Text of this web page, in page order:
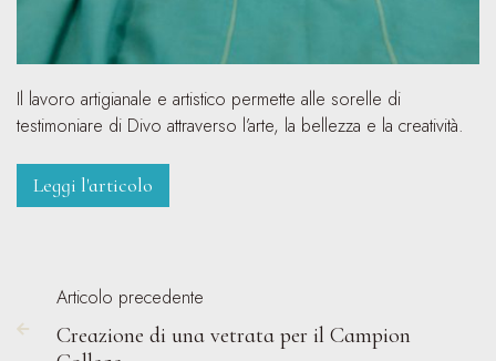
Il lavoro artigianale e artistico permette alle sorelle di
testimoniare di Divo attraverso l’arte, la bellezza e la creatività.
Leggi l'articolo

Articolo precedente
Creazione di una vetrata per il Campion